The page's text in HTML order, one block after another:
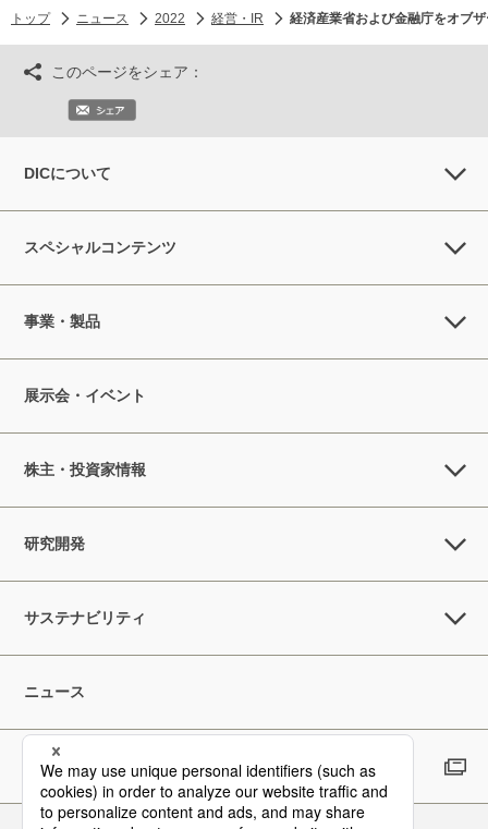
トップ ニュース 2022 経営・IR 経済産業省および金融庁をオブ
このページをシェア：
DICについて
スペシャルコンテンツ
事業・製品
展示会・イベント
株主・投資家情報
研究開発
サステナビリティ
ニュース
採用情報